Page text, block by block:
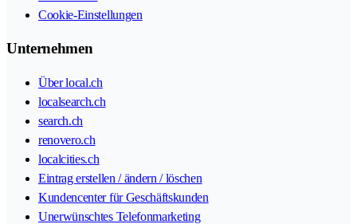
Cookie-Einstellungen
Unternehmen
Über local.ch
localsearch.ch
search.ch
renovero.ch
localcities.ch
Eintrag erstellen / ändern / löschen
Kundencenter für Geschäftskunden
Unerwünschtes Telefonmarketing